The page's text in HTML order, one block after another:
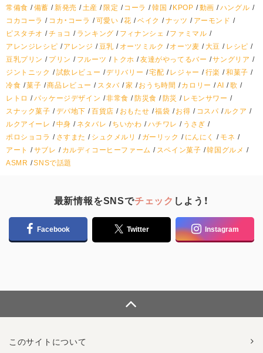
常備食
備蓄 新発売 土産 限定 コーラ 韓国 KPOP 動画
ハングル
コカコーラ
コカ・コーラ 可愛い 花 ベイク ナッツ
アーモンド
ピスタチオ
チョコ ランキング フィナンシェ
ファミマル
アレンジレシピ
アレンジ 豆乳 オーツミルク オーツ麦 大豆
レシピ
豆乳プリン
プリン フルーツ トクホ 友達がやってるバー
サングリア
ジントニック
試飲レビュー デリバリー 宅配 レジャー 行楽
和菓子
冷食 菓子 商品レビュー スタバ 家 おうち時間 カロリー AI
歌
レトロ
パッケージデザイン 非常食 防災食 防災
レモンサワー
スナック菓子
デパ地下 百貨店 おもたせ 福袋 お得 コスパ
ルクア
ルクアイーレ
中身 ネタバレ ちいかわ ハチワレ
うさぎ
ポロショコラ
さすまた シュクメルリ ガーリック にんにく
モネ
アート
サブレ カルディコーヒーファーム スペイン菓子 韓国グルメ
ASMR
SNSで話題
最新情報をSNSでチェック しよう！
Facebook Twitter Instagram
このサイトについて